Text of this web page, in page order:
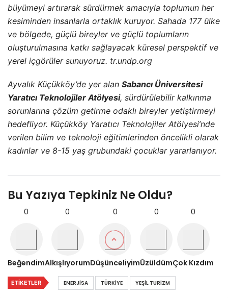
büyümeyi artırarak sürdürmek amacıyla toplumun her
kesiminden insanlarla ortaklık kuruyor. Sahada 177 ülke
ve bölgede, güçlü bireyler ve güçlü toplumların
oluşturulmasına katkı sağlayacak küresel perspektif ve
yerel içgörüler sunuyoruz. tr.undp.org
Ayvalık Küçükköy’de yer alan Sabancı Üniversitesi
Yaratıcı Teknolojiler Atölyesi, sürdürülebilir kalkınma
sorunlarına çözüm getirme odaklı bireyler yetiştirmeyi
hedefliyor. Küçükköy Yaratıcı Teknolojiler Atölyesi’nde
verilen bilim ve teknoloji eğitimlerinden öncelikli olarak
kadınlar ve 8-15 yaş grubundaki çocuklar yararlanıyor.
Bu Yazıya Tepkiniz Ne Oldu?
0
Beğendim
0
Alkışlıyorum
0
Düşünceliyim
0
Üzüldüm
0
Çok Kızdım
ETIKETLER ENERJISA TÜRKIYE YEŞIL TURIZM